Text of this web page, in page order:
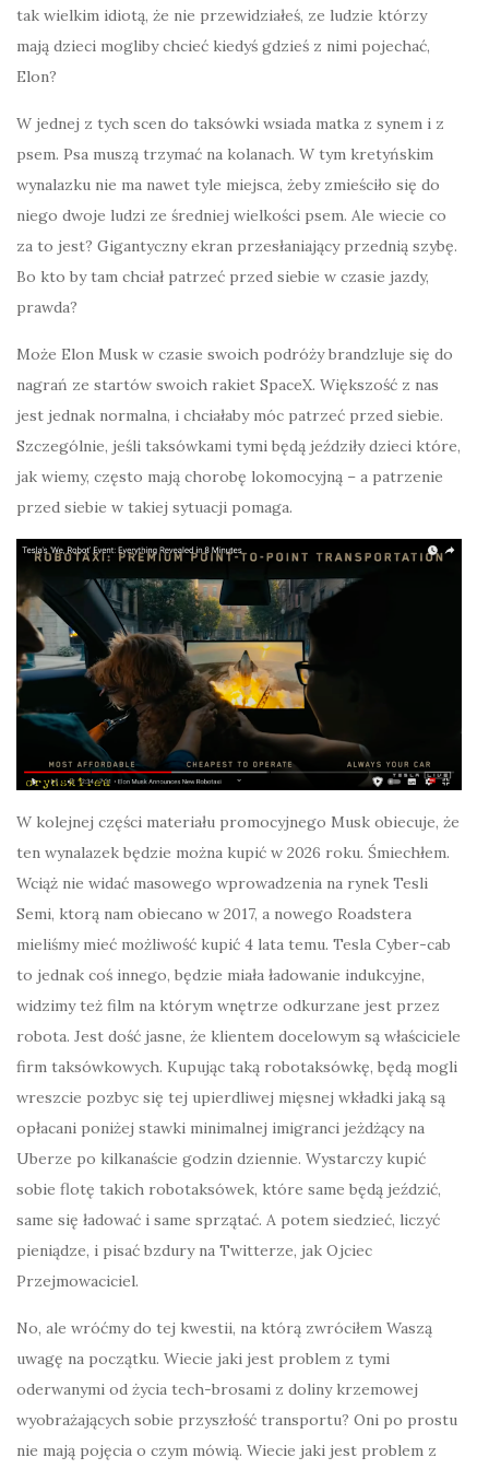
tak wielkim idiotą, że nie przewidziałeś, ze ludzie którzy
mają dzieci mogliby chcieć kiedyś gdzieś z nimi pojechać,
Elon?
W jednej z tych scen do taksówki wsiada matka z synem i z
psem. Psa muszą trzymać na kolanach. W tym kretyńskim
wynalazku nie ma nawet tyle miejsca, żeby zmieściło się do
niego dwoje ludzi ze średniej wielkości psem. Ale wiecie co
za to jest? Gigantyczny ekran przesłaniający przednią szybę.
Bo kto by tam chciał patrzeć przed siebie w czasie jazdy,
prawda?
Może Elon Musk w czasie swoich podróży brandzluje się do
nagrań ze startów swoich rakiet SpaceX. Większość z nas
jest jednak normalna, i chciałaby móc patrzeć przed siebie.
Szczególnie, jeśli taksówkami tymi będą jeździły dzieci które,
jak wiemy, często mają chorobę lokomocyjną – a patrzenie
przed siebie w takiej sytuacji pomaga.
W kolejnej części materiału promocyjnego Musk obiecuje, że
ten wynalazek będzie można kupić w 2026 roku. Śmiechłem.
Wciąż nie widać masowego wprowadzenia na rynek Tesli
Semi, ktorą nam obiecano w 2017, a nowego Roadstera
mieliśmy mieć możliwość kupić 4 lata temu. Tesla Cyber-cab
to jednak coś innego, będzie miała ładowanie indukcyjne,
widzimy też film na którym wnętrze odkurzane jest przez
robota. Jest dość jasne, że klientem docelowym są właściciele
firm taksówkowych. Kupując taką robotaksówkę, będą mogli
wreszcie pozbyc się tej upierdliwej mięsnej wkładki jaką są
opłacani poniżej stawki minimalnej imigranci jeżdżący na
Uberze po kilkanaście godzin dziennie. Wystarczy kupić
sobie flotę takich robotaksówek, które same będą jeździć,
same się ładować i same sprzątać. A potem siedzieć, liczyć
pieniądze, i pisać bzdury na Twitterze, jak Ojciec
Przejmowaciciel.
No, ale wróćmy do tej kwestii, na którą zwróciłem Waszą
uwagę na początku. Wiecie jaki jest problem z tymi
oderwanymi od życia tech-brosami z doliny krzemowej
wyobrażających sobie przyszłość transportu? Oni po prostu
nie mają pojęcia o czym mówią. Wiecie jaki jest problem z